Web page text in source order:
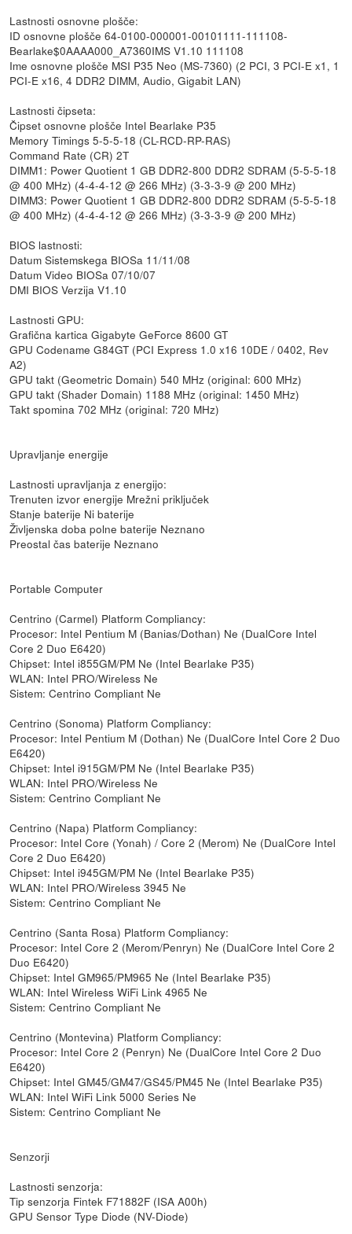
Lastnosti osnovne plošče:
ID osnovne plošče 64-0100-000001-00101111-111108-
Bearlake$0AAAA000_A7360IMS V1.10 111108
Ime osnovne plošče MSI P35 Neo (MS-7360) (2 PCI, 3 PCI-E x1, 1
PCI-E x16, 4 DDR2 DIMM, Audio, Gigabit LAN)
Lastnosti čipseta:
Čipset osnovne plošče Intel Bearlake P35
Memory Timings 5-5-5-18 (CL-RCD-RP-RAS)
Command Rate (CR) 2T
DIMM1: Power Quotient 1 GB DDR2-800 DDR2 SDRAM (5-5-5-18
@ 400 MHz) (4-4-4-12 @ 266 MHz) (3-3-3-9 @ 200 MHz)
DIMM3: Power Quotient 1 GB DDR2-800 DDR2 SDRAM (5-5-5-18
@ 400 MHz) (4-4-4-12 @ 266 MHz) (3-3-3-9 @ 200 MHz)
BIOS lastnosti:
Datum Sistemskega BIOSa 11/11/08
Datum Video BIOSa 07/10/07
DMI BIOS Verzija V1.10
Lastnosti GPU:
Grafična kartica Gigabyte GeForce 8600 GT
GPU Codename G84GT (PCI Express 1.0 x16 10DE / 0402, Rev
A2)
GPU takt (Geometric Domain) 540 MHz (original: 600 MHz)
GPU takt (Shader Domain) 1188 MHz (original: 1450 MHz)
Takt spomina 702 MHz (original: 720 MHz)
Upravljanje energije
Lastnosti upravljanja z energijo:
Trenuten izvor energije Mrežni priključek
Stanje baterije Ni baterije
Življenska doba polne baterije Neznano
Preostal čas baterije Neznano
Portable Computer
Centrino (Carmel) Platform Compliancy:
Procesor: Intel Pentium M (Banias/Dothan) Ne (DualCore Intel
Core 2 Duo E6420)
Chipset: Intel i855GM/PM Ne (Intel Bearlake P35)
WLAN: Intel PRO/Wireless Ne
Sistem: Centrino Compliant Ne
Centrino (Sonoma) Platform Compliancy:
Procesor: Intel Pentium M (Dothan) Ne (DualCore Intel Core 2 Duo
E6420)
Chipset: Intel i915GM/PM Ne (Intel Bearlake P35)
WLAN: Intel PRO/Wireless Ne
Sistem: Centrino Compliant Ne
Centrino (Napa) Platform Compliancy:
Procesor: Intel Core (Yonah) / Core 2 (Merom) Ne (DualCore Intel
Core 2 Duo E6420)
Chipset: Intel i945GM/PM Ne (Intel Bearlake P35)
WLAN: Intel PRO/Wireless 3945 Ne
Sistem: Centrino Compliant Ne
Centrino (Santa Rosa) Platform Compliancy:
Procesor: Intel Core 2 (Merom/Penryn) Ne (DualCore Intel Core 2
Duo E6420)
Chipset: Intel GM965/PM965 Ne (Intel Bearlake P35)
WLAN: Intel Wireless WiFi Link 4965 Ne
Sistem: Centrino Compliant Ne
Centrino (Montevina) Platform Compliancy:
Procesor: Intel Core 2 (Penryn) Ne (DualCore Intel Core 2 Duo
E6420)
Chipset: Intel GM45/GM47/GS45/PM45 Ne (Intel Bearlake P35)
WLAN: Intel WiFi Link 5000 Series Ne
Sistem: Centrino Compliant Ne
Senzorji
Lastnosti senzorja:
Tip senzorja Fintek F71882F (ISA A00h)
GPU Sensor Type Diode (NV-Diode)